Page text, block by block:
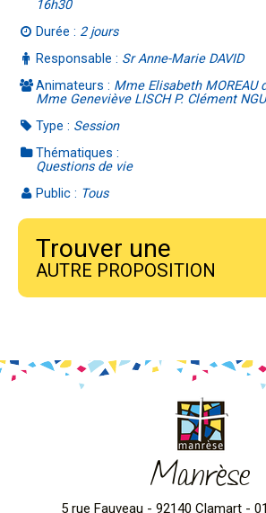
16h30
Durée : 2 jours
Responsable : Sr Anne-Marie DAVID
Animateurs : Mme Elisabeth MOREAU
Mme Geneviève LISCH P. Clément
Type : Session
Thématiques :
Questions de vie
Public : Tous
Trouver une
AUTRE PROPOSITION
Manrèse
5 rue Fauveau - 92140 Clamart -